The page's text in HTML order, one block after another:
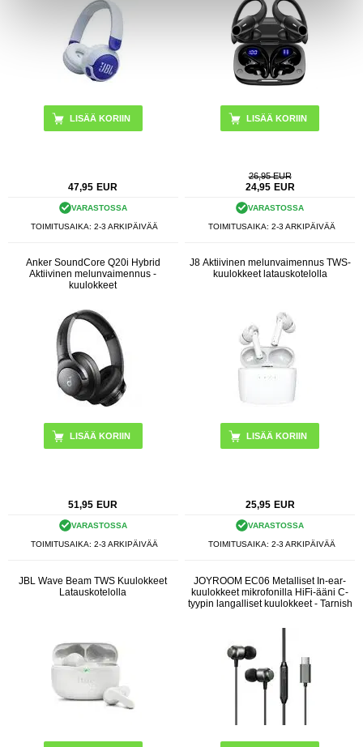
47,95 EUR
VARASTOSSA
TOIMITUSAIKA: 2-3 ARKIPÄIVÄÄ
26,95 EUR
24,95 EUR
VARASTOSSA
TOIMITUSAIKA: 2-3 ARKIPÄIVÄÄ
Anker SoundCore Q20i Hybrid
Aktiivinen melunvaimennus -
kuulokkeet
LISÄÄ KORIIN
51,95 EUR
VARASTOSSA
TOIMITUSAIKA: 2-3 ARKIPÄIVÄÄ
J8 Aktiivinen melunvaimennus TWS-
kuulokkeet latauskotelolla
LISÄÄ KORIIN
25,95 EUR
VARASTOSSA
TOIMITUSAIKA: 2-3 ARKIPÄIVÄÄ
JBL Wave Beam TWS Kuulokkeet
Latauskotelolla
JOYROOM EC06 Metalliset In-ear-
kuulokkeet mikrofonilla HiFi-ääni C-
tyypin langalliset kuulokkeet - Tarnish